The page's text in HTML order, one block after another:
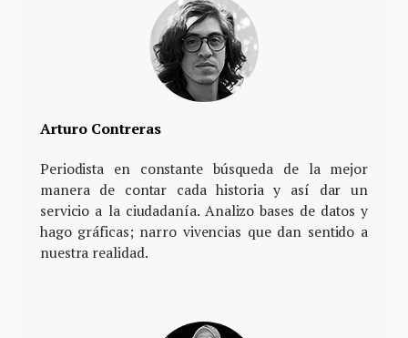
Arturo Contreras
Periodista en constante búsqueda de la mejor
manera de contar cada historia y así dar un
servicio a la ciudadanía. Analizo bases de datos y
hago gráficas; narro vivencias que dan sentido a
nuestra realidad.